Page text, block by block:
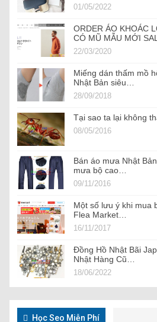
01/05/2022
ORDER ÁO KHOÁC
CÓ MŨ MẪU MỚI
22/03/2020
Miếng dán thấm mồ
Nhật Bản siêu…
28/09/2018
Tại sao ta lại không
08/05/2016
Bán áo mưa Nhật
mưa bộ cao…
09/11/2016
Một số lưu ý khi mua
Flea Market…
16/11/2017
Đồng Hồ Nhật Bãi
Nhật Hàng Cũ…
18/06/2022
Học Seo Miễn Phí